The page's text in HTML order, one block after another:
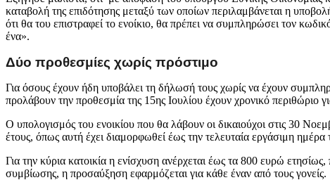
καταβολή της επιδότησης μεταξύ των οποίων περιλαμβάνεται η
ότι θα του επιστραφεί το ενοίκιο, θα πρέπει να συμπληρώσει τον
ένα».
Δύο προθεσμίες χωρίς πρόστιμο
Για όσους έχουν ήδη υποβάλει τη δήλωσή τους χωρίς να έχουν
προλάβουν την προθεσμία της 15ης Ιουλίου έχουν χρονικό περιθώριο
Ο υπολογισμός του ενοικίου που θα λάβουν οι δικαιούχοι στις 30
έτους, όπως αυτή έχει διαμορφωθεί έως την τελευταία εργάσιμη
Για την κύρια κατοικία η ενίσχυση ανέρχεται έως τα 800 ευρώ
συμβίωσης, η προσαύξηση εφαρμόζεται για κάθε έναν από τους γονείς.